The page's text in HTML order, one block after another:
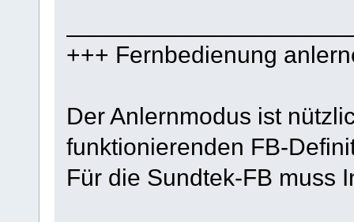
+++ Fernbedienung
Der Anlernmodus ist
funktionierenden FB-
Für die Sundtek-FB muss